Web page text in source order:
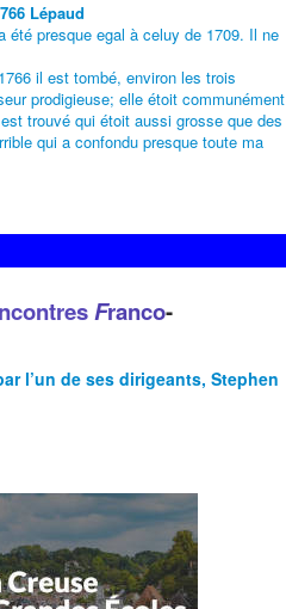
Lépaud
été presque egal à celuy de 1709. Il ne
il est tombé, environ les trois
prodigieuse; elle étoit communément
trouvé qui étoit aussi grosse que des
qui a confondu presque toute ma
Franco-
l’un de ses dirigeants, Stephen